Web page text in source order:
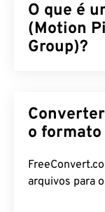
O que é
(Motion
Group)?
assim como o
desenvolveu
codecs,
qualidade